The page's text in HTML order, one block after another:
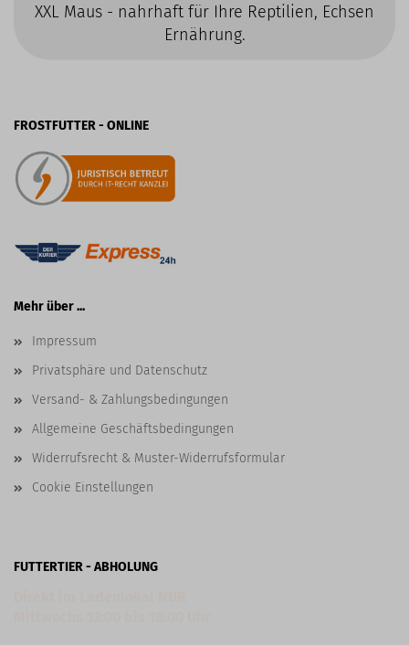
XXL Maus - nahrhaft für Ihre Reptilien, Echsen
Ernährung.
FROSTFUTTER - ONLINE
Mehr über ...
Impressum
Privatsphäre und Datenschutz
Versand- & Zahlungsbedingungen
Allgemeine Geschäftsbedingungen
Widerrufsrecht & Muster-Widerrufsformular
Cookie Einstellungen
FUTTERTIER - ABHOLUNG